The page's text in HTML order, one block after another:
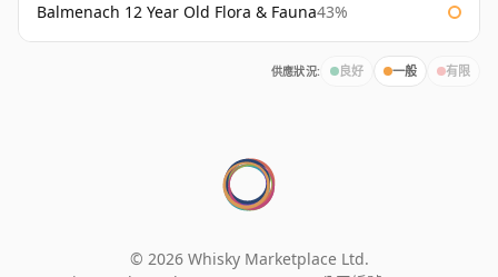
Balmenach 12 Year Old Flora & Fauna43%
供應狀況: 良好 一般 有限
© 2026 Whisky Marketplace Ltd.